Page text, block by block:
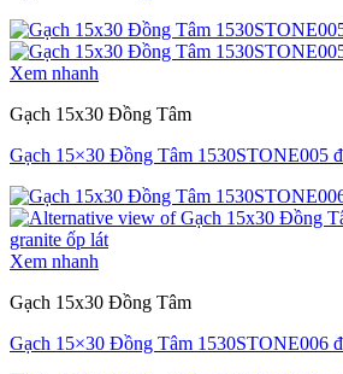
Xem nhanh
Gạch 15x30 Đồng Tâm
Gạch 15×30 Đồng Tâm 1530STONE005
Xem nhanh
Gạch 15x30 Đồng Tâm
Gạch 15×30 Đồng Tâm 1530STONE006